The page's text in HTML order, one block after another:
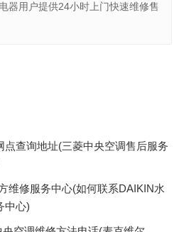
器用户提供24小时上门快速维修售
点查询地址(三菱中央空调售后服务
维修服务中心(如何联系DAIKIN水
中心)